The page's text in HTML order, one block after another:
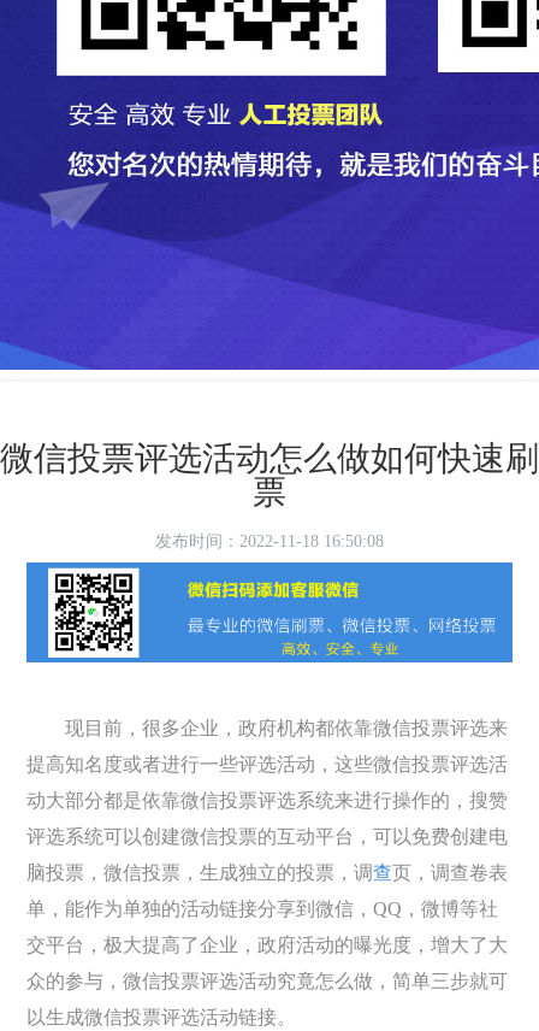
微信投票评选活动怎么做如何快速刷
票
发布时间：2022-11-18 16:50:08
现目前，很多企业，政府机构都依靠微信投票评选来
提高知名度或者进行一些评选活动，这些微信投票评选活
动大部分都是依靠微信投票评选系统来进行操作的，搜赞
评选系统可以创建微信投票的互动平台，可以免费创建电
脑投票，微信投票，生成独立的投票，调查页，调查卷表
单，能作为单独的活动链接分享到微信，QQ，微博等社
交平台，极大提高了企业，政府活动的曝光度，增大了大
众的参与，微信投票评选活动究竟怎么做，简单三步就可
以生成微信投票评选活动链接。